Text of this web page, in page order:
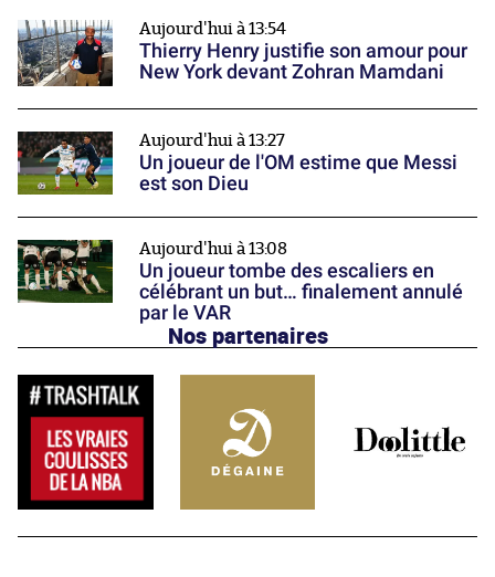
Aujourd'hui à 13:54
Thierry Henry justifie son amour pour
New York devant Zohran Mamdani
Aujourd'hui à 13:27
Un joueur de l'OM estime que Messi
est son Dieu
Aujourd'hui à 13:08
Un joueur tombe des escaliers en
célébrant un but… finalement annulé
par le VAR
Nos partenaires